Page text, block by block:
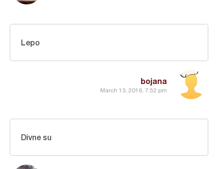
bojana
March 13, 2016, 7:52 pm
Lepo
Divne su